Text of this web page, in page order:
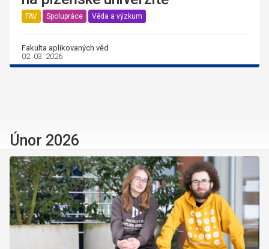
FAV Spolupráce Věda a výzkum
Fakulta aplikovaných věd
02. 03. 2026
Únor 2026